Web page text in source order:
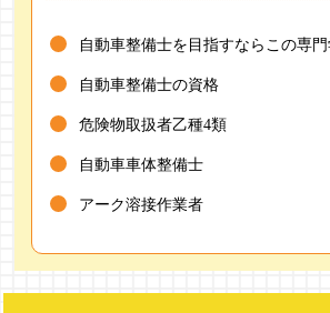
自動車整備士を目指すならこの専門
自動車整備士の資格
危険物取扱者乙種4類
自動車車体整備士
アーク溶接作業者